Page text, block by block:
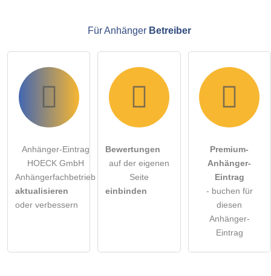
Für Anhänger Betreiber
Anhänger-Eintrag
HOECK GmbH
Anhängerfachbetrieb
aktualisieren
oder verbessern
Bewertungen
auf der eigenen
Seite
einbinden
Premium-
Anhänger-
Eintrag
- buchen für
diesen
Anhänger-
Eintrag